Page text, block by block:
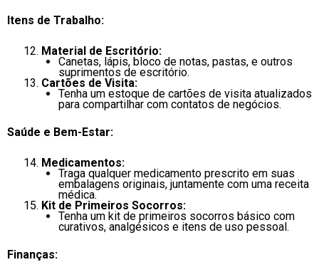
Itens de Trabalho:
Material de Escritório:
Canetas, lápis, bloco de notas, pastas, e outros
suprimentos de escritório.
Cartões de Visita:
Tenha um estoque de cartões de visita atualizados
para compartilhar com contatos de negócios.
Saúde e Bem-Estar:
Medicamentos:
Traga qualquer medicamento prescrito em suas
embalagens originais, juntamente com uma receita
médica.
Kit de Primeiros Socorros:
Tenha um kit de primeiros socorros básico com
curativos, analgésicos e itens de uso pessoal.
Finanças: